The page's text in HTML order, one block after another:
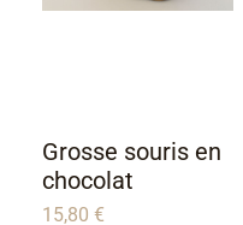
Grosse souris en
chocolat
15,80 €